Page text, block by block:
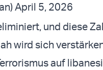
April 5, 2026
und diese
wird sich
auf